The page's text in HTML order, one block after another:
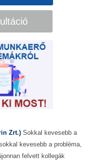
Zrt.) Sokkal kevesebb a
kevesebb a probléma,
felvett kollegák